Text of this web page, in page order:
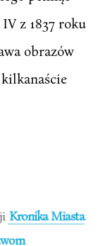
z 1837 roku
obrazów
Kronika Miasta